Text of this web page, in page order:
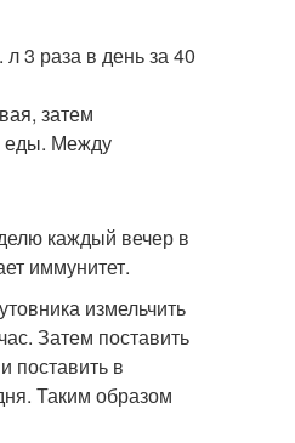
3 раза в день за 40
затем
еды. Между
каждый вечер в
иммунитет.
измельчить
Затем поставить
поставить в
Таким образом